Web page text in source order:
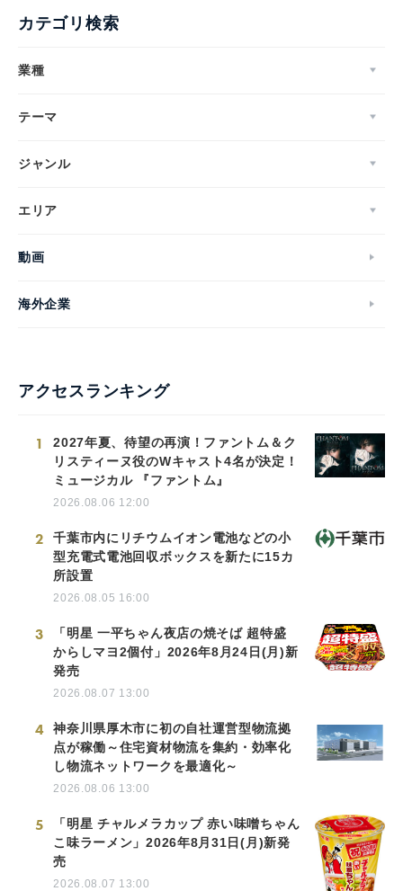
カテゴリ検索
業種
テーマ
ジャンル
エリア
動画
海外企業
アクセスランキング
1
2027年夏、待望の再演！ファントム＆ク
リスティーヌ役のWキャスト4名が決定！
ミュージカル 『ファントム』
2026.08.06 12:00
2
千葉市内にリチウムイオン電池などの小
型充電式電池回収ボックスを新たに15カ
所設置
2026.08.05 16:00
3
「明星 一平ちゃん夜店の焼そば 超特盛
からしマヨ2個付」2026年8月24日(月)新
発売
2026.08.07 13:00
4
神奈川県厚木市に初の自社運営型物流拠
点が稼働～住宅資材物流を集約・効率化
し物流ネットワークを最適化～
2026.08.06 13:00
5
「明星 チャルメラカップ 赤い味噌ちゃん
こ味ラーメン」2026年8月31日(月)新発
売
2026.08.07 13:00